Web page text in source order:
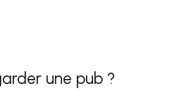
une pub ?